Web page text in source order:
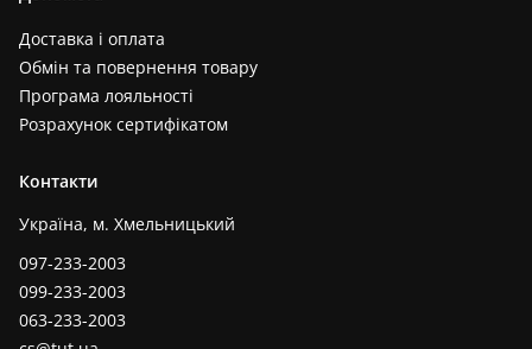
Доставка і оплата
Обмін та повернення товару
Програма лояльності
Розрахунок сертифікатом
Контакти
Україна, м. Хмельницький
097-233-2003
099-233-2003
063-233-2003